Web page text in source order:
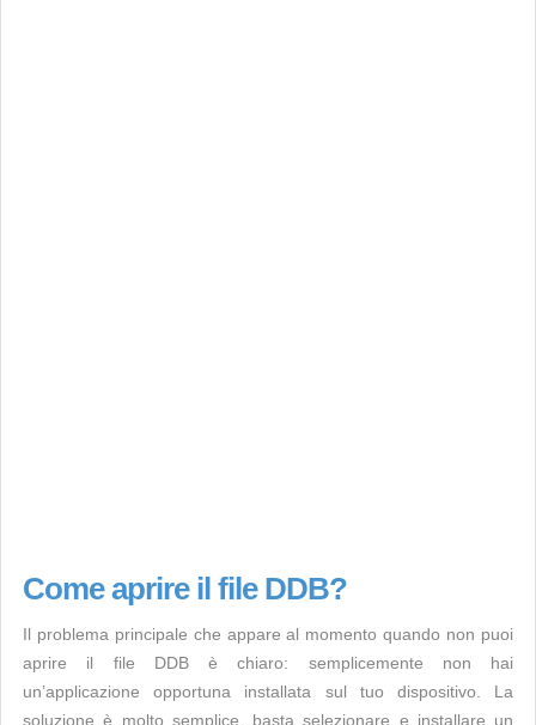
Come aprire il file DDB?
Il problema principale che appare al momento quando non puoi
aprire il file DDB è chiaro: semplicemente non hai
un’applicazione opportuna installata sul tuo dispositivo. La
soluzione è molto semplice, basta selezionare e installare un